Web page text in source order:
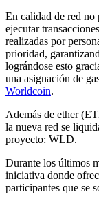
En calidad de red no
ejecutar
realizadas por
prioridad,
lográndose esto
una asignación de
Worldcoin.
Además de ether
la nueva red se
proyecto: WLD.
Durante los últimos
iniciativa donde
participantes que se